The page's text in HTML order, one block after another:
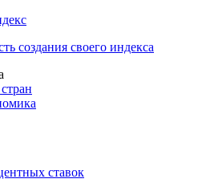
создания своего индекса
ставок